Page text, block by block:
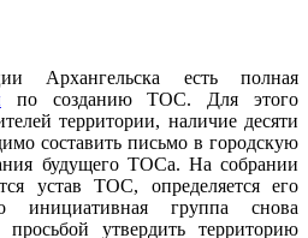
Архангельска есть полная
по созданию ТОС. Для этого
территории, наличие десяти
составить письмо в городскую
будущего ТОСа. На собрании
устав ТОС, определяется его
инициативная группа снова
утвердить территорию